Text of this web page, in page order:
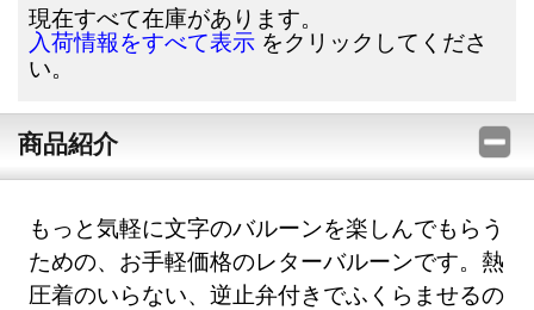
現在すべて在庫があります。
入荷情報をすべて表示 をクリックしてくださ
い。
商品紹介
もっと気軽に文字のバルーンを楽しんでもらう
ための、お手軽価格のレターバルーンです。熱
圧着のいらない、逆止弁付きでふくらませるの